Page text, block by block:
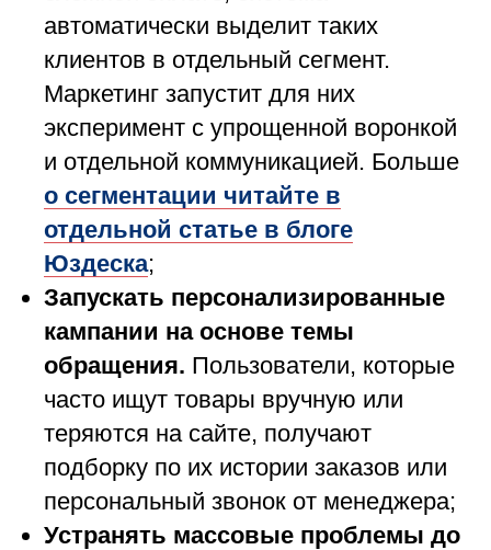
автоматически выделит таких
клиентов в отдельный сегмент.
Маркетинг запустит для них
эксперимент с упрощенной воронкой
и отдельной коммуникацией. Больше
о сегментации читайте в
отдельной статье в блоге
Юздеска;
Запускать персонализированные
кампании на основе темы
обращения. Пользователи, которые
часто ищут товары вручную или
теряются на сайте, получают
подборку по их истории заказов или
персональный звонок от менеджера;
Устранять массовые проблемы до